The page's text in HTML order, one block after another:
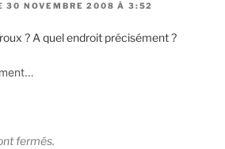
30 NOVEMBRE 2008 À 3:52
? A quel endroit précisément ?
fermés.